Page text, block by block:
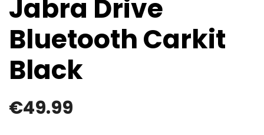
Jabra Drive
Bluetooth Carkit
Black
€49.99